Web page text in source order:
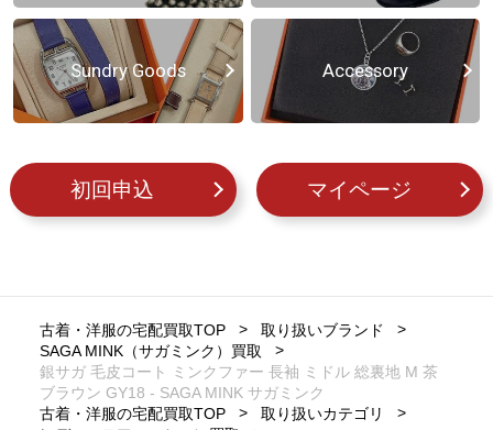
Sundry Goods Accessory
初回申込 マイページ
古着・洋服の宅配買取TOP
取り扱いブランド
SAGA MINK（サガミンク）買取
銀サガ 毛皮コート ミンクファー 長袖 ミドル 総裏地 M 茶
ブラウン GY18 - SAGA MINK サガミンク
古着・洋服の宅配買取TOP
取り扱いカテゴリ